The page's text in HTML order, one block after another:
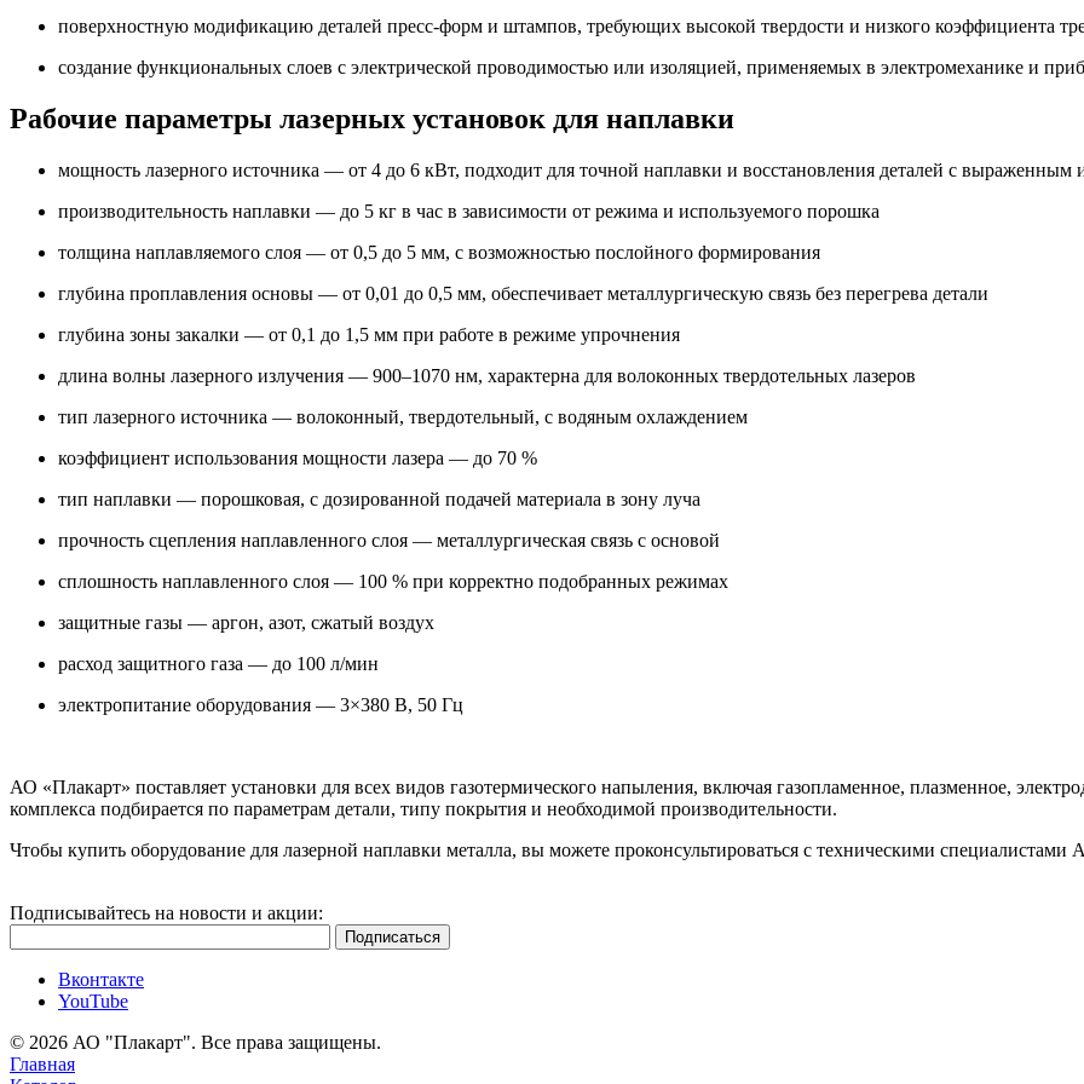
поверхностную модификацию деталей пресс-форм и штампов, требующих высокой твердости и низкого коэффициента
создание функциональных слоев с электрической проводимостью или изоляцией, применяемых в электромеханике и
Рабочие параметры лазерных установок для наплавки
мощность лазерного источника — от 4 до 6 кВт, подходит для точной наплавки и восстановления деталей с выраженным
производительность наплавки — до 5 кг в час в зависимости от режима и используемого порошка
толщина наплавляемого слоя — от 0,5 до 5 мм, с возможностью послойного формирования
глубина проплавления основы — от 0,01 до 0,5 мм, обеспечивает металлургическую связь без перегрева детали
глубина зоны закалки — от 0,1 до 1,5 мм при работе в режиме упрочнения
длина волны лазерного излучения — 900–1070 нм, характерна для волоконных твердотельных лазеров
тип лазерного источника — волоконный, твердотельный, с водяным охлаждением
коэффициент использования мощности лазера — до 70 %
тип наплавки — порошковая, с дозированной подачей материала в зону луча
прочность сцепления наплавленного слоя — металлургическая связь с основой
сплошность наплавленного слоя — 100 % при корректно подобранных режимах
защитные газы — аргон, азот, сжатый воздух
расход защитного газа — до 100 л/мин
электропитание оборудования — 3×380 В, 50 Гц
АО «Плакарт» поставляет установки для всех видов газотермического напыления, включая газопламенное, плазменное,
комплекса подбирается по параметрам детали, типу покрытия и необходимой производительности.
Чтобы купить оборудование для лазерной наплавки металла, вы можете проконсультироваться с техническими специалистами
Подписывайтесь на новости и акции:
Вконтакте
YouTube
© 2026 АО "Плакарт". Все права защищены.
Главная